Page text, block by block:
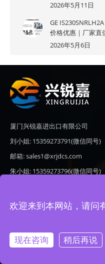
2026年5月11日
GE
价格优惠｜厂家直
2026年5月6日
厦门兴锐嘉进出口有限公司
刘小姐: 15359273791(微信同号)
邮箱: sales1@xrjdcs.com
朱小姐: 15359273796(微信同号)
地址: 厦门市翔安区新澳路510号
Copyright © 2020-2026 厦门兴
欢迎来到本网站，请问
现在咨询 稍后再说